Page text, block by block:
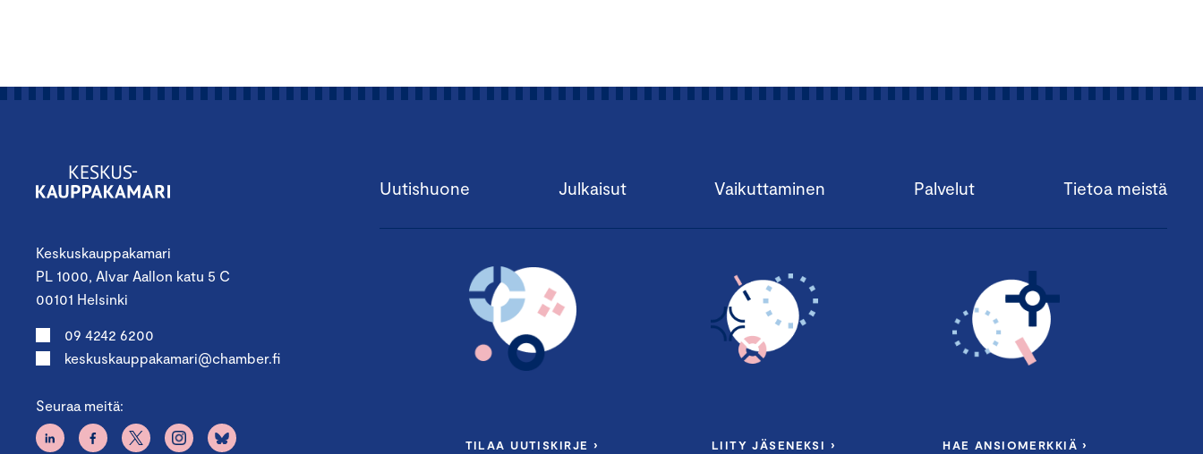
Keskuskauppakamari
PL 1000, Alvar Aallon katu 5 C
00101 Helsinki
09 4242 6200
keskuskauppakamari@chamber.fi
Seuraa meitä:
Uutishuone Julkaisut Vaikuttaminen Palvelut Tietoa meistä
TILAA UUTISKIRJE › LIITY JÄSENEKSI › HAE ANSIOMERKKIÄ ›